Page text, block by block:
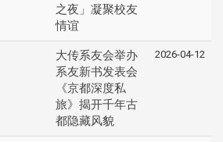
之夜」凝聚校友
情谊
大传系友会举办
系友新书发表会
《京都深度私
旅》揭开千年古
都隐藏风貌
2026-04-12